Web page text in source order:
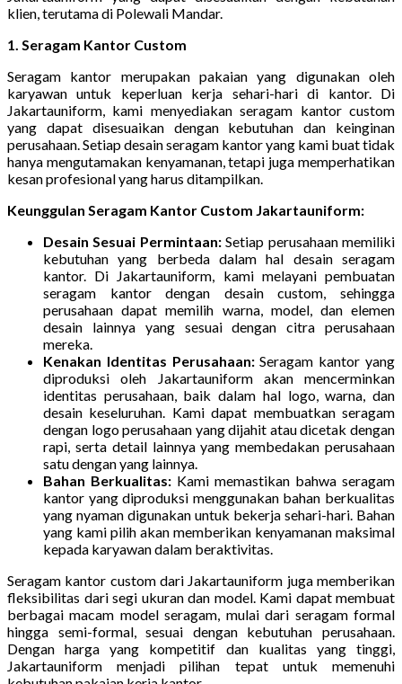
klien, terutama di Polewali Mandar.
1. Seragam Kantor Custom
Seragam kantor merupakan pakaian yang digunakan oleh
karyawan untuk keperluan kerja sehari-hari di kantor. Di
Jakartauniform, kami menyediakan seragam kantor custom
yang dapat disesuaikan dengan kebutuhan dan keinginan
perusahaan. Setiap desain seragam kantor yang kami buat tidak
hanya mengutamakan kenyamanan, tetapi juga memperhatikan
kesan profesional yang harus ditampilkan.
Keunggulan Seragam Kantor Custom Jakartauniform:
Desain Sesuai Permintaan:Setiap perusahaan memiliki
kebutuhan yang berbeda dalam hal desain seragam
kantor. Di Jakartauniform, kami melayani pembuatan
seragam kantor dengan desain custom, sehingga
perusahaan dapat memilih warna, model, dan elemen
desain lainnya yang sesuai dengan citra perusahaan
mereka.
Kenakan Identitas Perusahaan:Seragam kantor yang
diproduksi oleh Jakartauniform akan mencerminkan
identitas perusahaan, baik dalam hal logo, warna, dan
desain keseluruhan. Kami dapat membuatkan seragam
dengan logo perusahaan yang dijahit atau dicetak dengan
rapi, serta detail lainnya yang membedakan perusahaan
satu dengan yang lainnya.
Bahan Berkualitas: Kami memastikan bahwa seragam
kantor yang diproduksi menggunakan bahan berkualitas
yang nyaman digunakan untuk bekerja sehari-hari. Bahan
yang kami pilih akan memberikan kenyamanan maksimal
kepada karyawan dalam beraktivitas.
Seragam kantor custom dari Jakartauniform juga memberikan
fleksibilitas dari segi ukuran dan model. Kami dapat membuat
berbagai macam model seragam, mulai dari seragam formal
hingga semi-formal, sesuai dengan kebutuhan perusahaan.
Dengan harga yang kompetitif dan kualitas yang tinggi,
Jakartauniform menjadi pilihan tepat untuk memenuhi